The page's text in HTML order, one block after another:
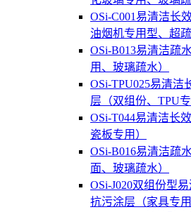
OSi-C001易清洁长
油烟机专用型、超疏
OSi-B013易清洁疏
用、玻璃疏水）
OSi-TPU025易清洁
层（双组份、TPU专
OSi-T044易清洁长
瓷板专用）
OSi-B016易清洁疏
面、玻璃疏水）
OSi-J020双组份型
抗污涂层（家具专用